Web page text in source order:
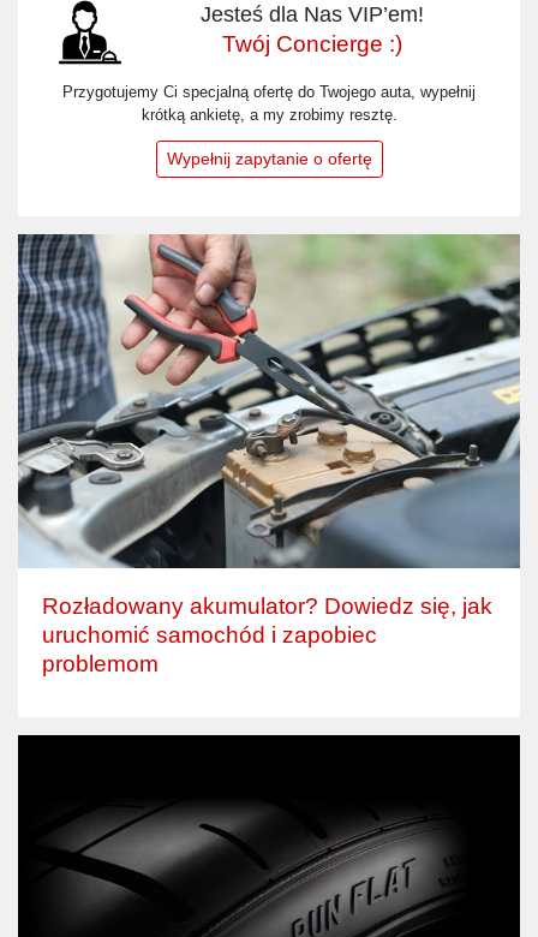
Jesteś dla Nas VIP’em!
Twój Concierge :)
Przygotujemy Ci specjalną ofertę do Twojego auta, wypełnij
krótką ankietę, a my zrobimy resztę.
Wypełnij zapytanie o ofertę
Rozładowany akumulator? Dowiedz się, jak
uruchomić samochód i zapobiec
problemom